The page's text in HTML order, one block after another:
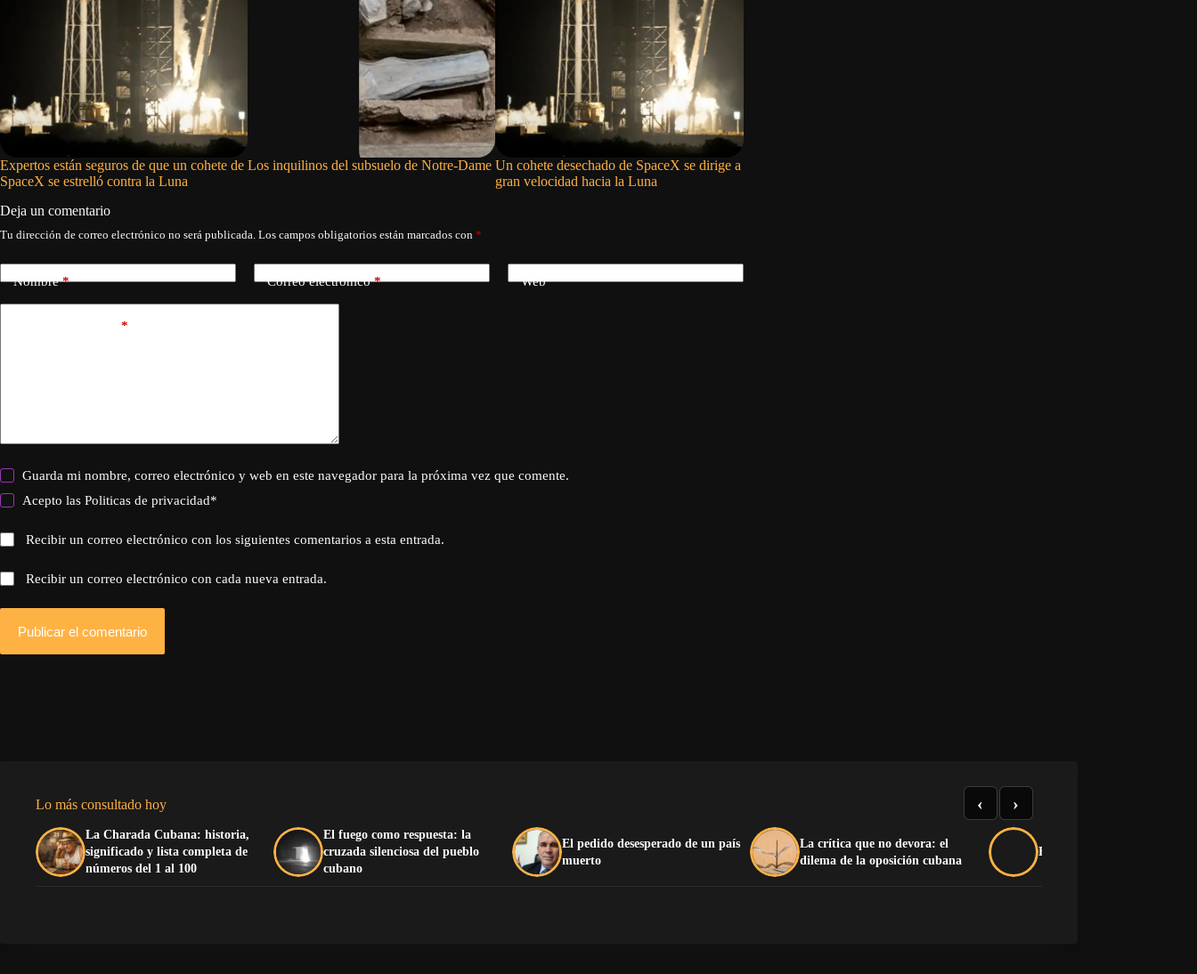
Expertos están seguros de que un cohete de
SpaceX se estrelló contra la Luna
Los inquilinos del subsuelo de Notre-Dame Un cohete desechado de SpaceX se dirige a
gran velocidad hacia la Luna
Deja un comentario
Tu dirección de correo electrónico no será publicada. Los campos obligatorios están marcados con *
Nombre* Correo electrónico* Web
*
Guarda mi nombre, correo electrónico y web en este navegador para la próxima vez que comente.
Acepto lasPoliticas de privacidad*
Recibir un correo electrónico con los siguientes comentarios a esta entrada.
Recibir un correo electrónico con cada nueva entrada.
Publicar el comentario
Lo más consultado hoy
La Charada Cubana: historia,
significado y lista completa de
números del 1 al 100
El fuego como respuesta: la
cruzada silenciosa del pueblo
cubano
El pedido desesperado de un país
muerto
La crítica que no devora: el
dilema de la oposición cubana
Buche y pluma na’má
‹ ›